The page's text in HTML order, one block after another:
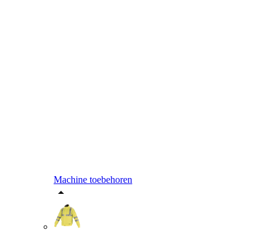
Machine toebehoren